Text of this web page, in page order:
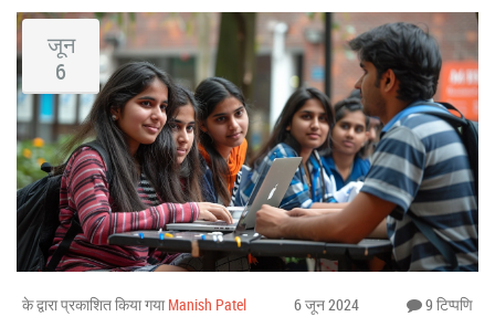
जून
6
के द्वारा प्रकाशित किया गया Manish Patel 6 जून 2024 9 टिप्पणि